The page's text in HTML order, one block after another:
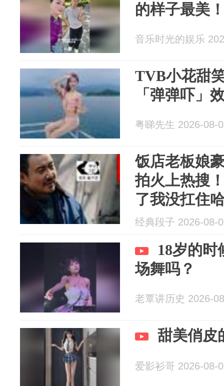
的样子最美
音乐时光的娱乐
TVB小花甜
「弹弹吓」
粤睇先生 2026-08-
饭店老板娘
拍火上热搜
了我没扛住
经典段子 2026-08-
18岁的时
场舞吗？
老覃讲历史 2026-
甜美俏皮
爱影衫哥 2026-08-